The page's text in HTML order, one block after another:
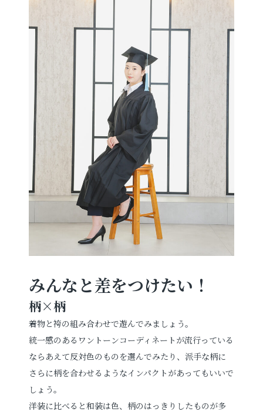
みんなと差をつけたい！
柄×柄
着物と袴の組み合わせで遊んでみましょう。
統一感のあるワントーンコーディネートが流行っている
ならあえて反対色のものを選んでみたり、派手な柄に
さらに柄を合わせるようなインパクトがあってもいいで
しょう。
洋装に比べると和装は色、柄のはっきりしたものが多